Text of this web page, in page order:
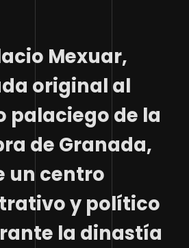
Mexuar,
original al
palaciego de la
de Granada,
un centro
y político
la dinastía